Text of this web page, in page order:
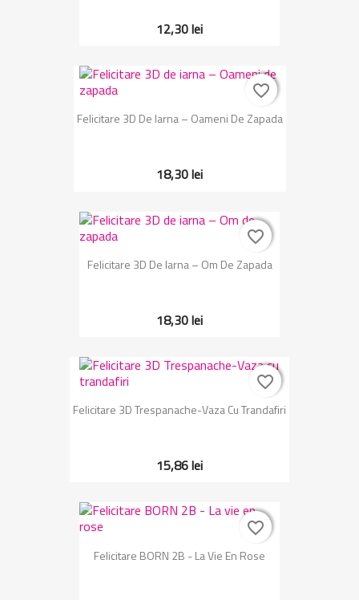
12,30 lei
Felicitare 3D De Iarna – Oameni De Zapada
18,30 lei
favorite_border
favorite_border
Felicitare 3D De Iarna – Om De Zapada
18,30 lei
favorite_border
favorite_border
Felicitare 3D Trespanache-Vaza Cu Trandafiri
15,86 lei
favorite_border
favorite_border
Felicitare BORN 2B - La Vie En Rose
favorite_border
favorite_border